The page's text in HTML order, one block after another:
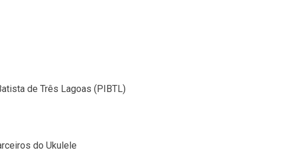
de Três Lagoas (PIBTL)
do Ukulele